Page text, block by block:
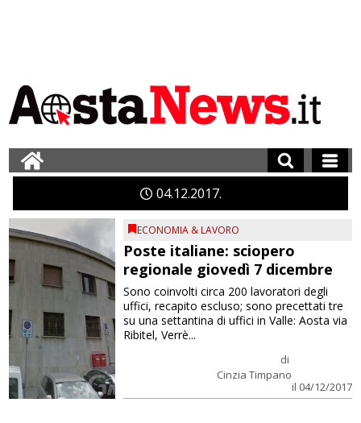
04 12 2017
ECONOMIA & LAVORO
Poste italiane: sciopero
regionale giovedì 7 dicembre
di
Cinzia Timpano
il 04/12/2017
Sono coinvolti circa 200 lavoratori degli
uffici, recapito escluso; sono precettati tre
su una settantina di uffici in Valle: Aosta via
Ribitel, Verrè...